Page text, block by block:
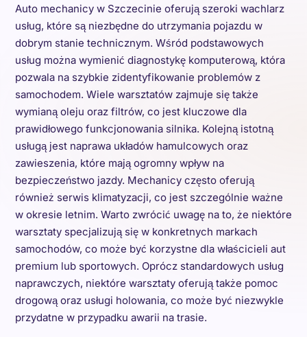
Auto mechanicy w Szczecinie oferują szeroki wachlarz
usług, które są niezbędne do utrzymania pojazdu w
dobrym stanie technicznym. Wśród podstawowych
usług można wymienić diagnostykę komputerową, która
pozwala na szybkie zidentyfikowanie problemów z
samochodem. Wiele warsztatów zajmuje się także
wymianą oleju oraz filtrów, co jest kluczowe dla
prawidłowego funkcjonowania silnika. Kolejną istotną
usługą jest naprawa układów hamulcowych oraz
zawieszenia, które mają ogromny wpływ na
bezpieczeństwo jazdy. Mechanicy często oferują
również serwis klimatyzacji, co jest szczególnie ważne
w okresie letnim. Warto zwrócić uwagę na to, że niektóre
warsztaty specjalizują się w konkretnych markach
samochodów, co może być korzystne dla właścicieli aut
premium lub sportowych. Oprócz standardowych usług
naprawczych, niektóre warsztaty oferują także pomoc
drogową oraz usługi holowania, co może być niezwykle
przydatne w przypadku awarii na trasie.